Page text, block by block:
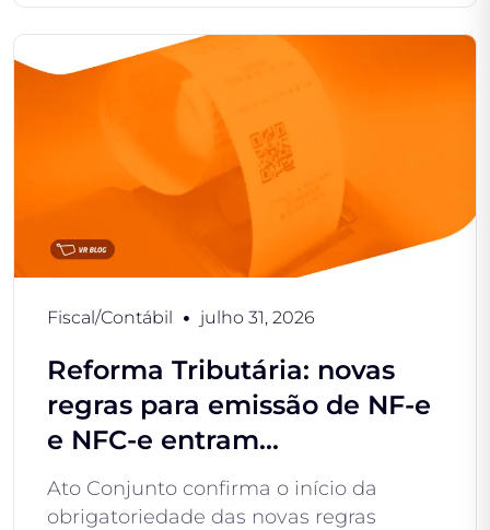
Fiscal/Contábil julho 31, 2026
Reforma Tributária: novas
regras para emissão de NF-e
e NFC-e entram...
Ato Conjunto confirma o início da
obrigatoriedade das novas regras